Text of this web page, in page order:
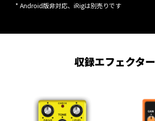
* Android版非対応、iRigは別売りです
収録エフェクター